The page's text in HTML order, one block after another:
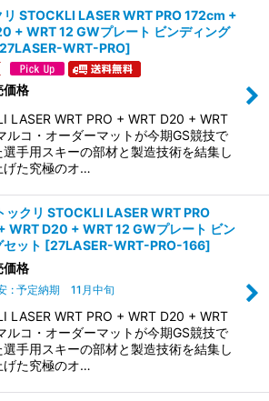
リ STOCKLI LASER WRT PRO 172cm +
+ WRT 12 GWプレート ビンディング
27LASER-WRT-PRO]
価格
LASER WRT PRO + WRT D20 + WRT
ルコ・オーダーマットが今期GS競技で
手用スキーの部材と製造技術を結集し
げた究極のオ…
ックリ STOCKLI LASER WRT PRO
WRT D20 + WRT 12 GWプレート ビン
ット [27LASER-WRT-PRO-166]
価格
: 予定納期 11月中旬
LASER WRT PRO + WRT D20 + WRT
ルコ・オーダーマットが今期GS競技で
手用スキーの部材と製造技術を結集し
げた究極のオ…